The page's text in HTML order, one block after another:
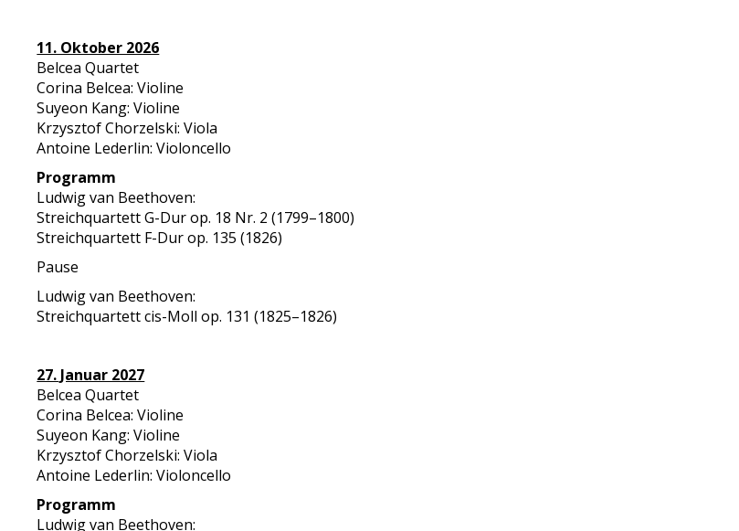
11. Oktober 2026
Belcea Quartet
Corina Belcea: Violine
Suyeon Kang: Violine
Krzysztof Chorzelski: Viola
Antoine Lederlin: Violoncello
Programm
Ludwig van Beethoven:
Streichquartett G-Dur op. 18 Nr. 2 (1799–1800)
Streichquartett F-Dur op. 135 (1826)
Pause
Ludwig van Beethoven:
Streichquartett cis-Moll op. 131 (1825–1826)
27. Januar 2027
Belcea Quartet
Corina Belcea: Violine
Suyeon Kang: Violine
Krzysztof Chorzelski: Viola
Antoine Lederlin: Violoncello
Programm
Ludwig van Beethoven: